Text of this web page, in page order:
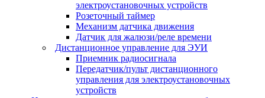
электроустановочных устройств
Розеточный таймер
Механизм датчика движения
Датчик для жалюзи/реле времени
Дистанционное управление для ЭУИ
Приемник радиосигнала
Передатчик/пульт дистанционного
управления для электроустановочных
устройств